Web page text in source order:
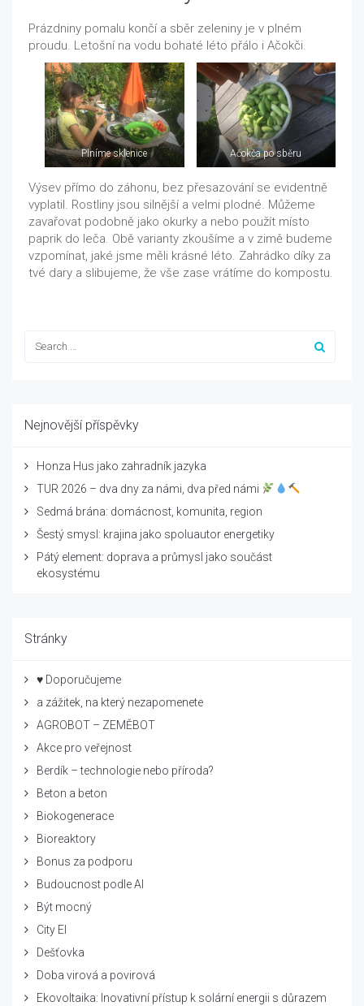
Prázdniny pomalu končí a sběr zeleniny je v plném
proudu. Letošní na vodu bohaté léto přálo i Ačokči.
Plníme sklenice Ačokča po sběru
Výsev přímo do záhonu, bez přesazování se evidentně
vyplatil. Rostliny jsou silnější a velmi plodné. Můžeme
zavařovat podobně jako okurky a nebo použít místo
paprik do leča. Obě varianty zkoušíme a v zimě budeme
vzpomínat, jaké jsme měli krásné léto. Zahrádko díky za
tvé dary a slibujeme, že vše zase vrátíme do kompostu.
Nejnovější příspěvky
Honza Hus jako zahradník jazyka
TUR 2026 – dva dny za námi, dva před námi
Sedmá brána: domácnost, komunita, region
Šestý smysl: krajina jako spoluautor energetiky
Pátý element: doprava a průmysl jako součást
ekosystému
Stránky
♥ Doporučujeme
a zážitek, na který nezapomenete
AGROBOT – ZEMĚBOT
Akce pro veřejnost
Berdík – technologie nebo příroda?
Beton a beton
Biokogenerace
Bioreaktory
Bonus za podporu
Budoucnost podle AI
Být mocný
City El
Dešťovka
Doba virová a povirová
Ekovoltaika: Inovativní přístup k solární energii s důrazem